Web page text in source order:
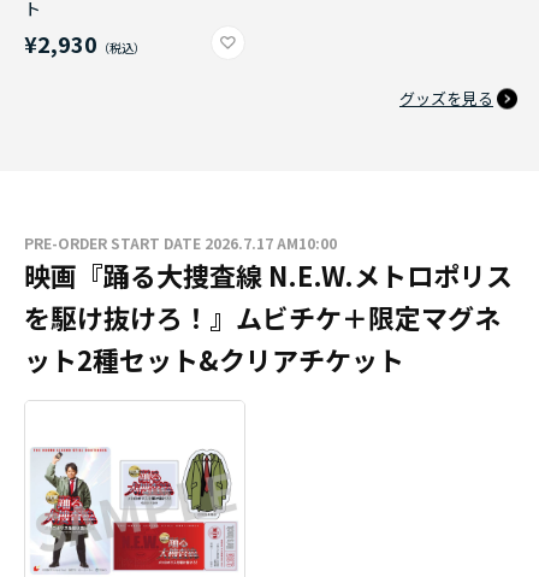
ト
¥2,930
グッズを見る
PRE-ORDER START DATE 2026.7.17 AM10:00
映画『踊る大捜査線 N.E.W.メトロポリス
を駆け抜けろ！』ムビチケ＋限定マグネ
ット2種セット&クリアチケット